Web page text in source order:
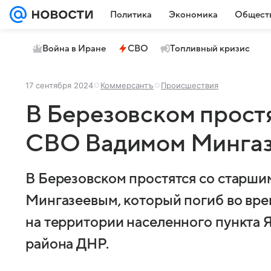
Политика Экономика
Война в Иране СВО Топливный кризис
17 сентября 2024 Коммерсантъ Происшествия
В Березовском
СВО Вадимом
В Березовском простятся со
Мингазеевым, который погиб во
на территории населенного пункта
района ДНР.